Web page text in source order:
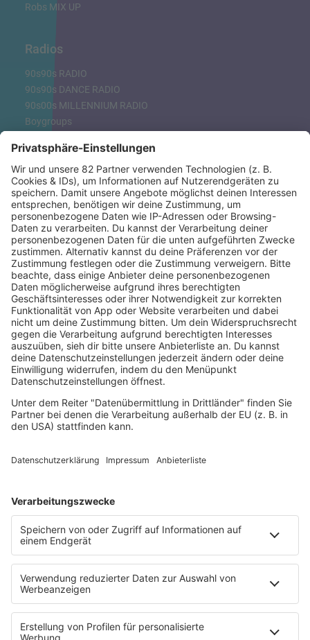
Robs MIX UP
Radios
90s90s RADIO
90s90s DANCE RADIO
90s00s MILLENNIUM RADIO
Boygroups
Clubhits
Dinnerparty
Eurodance
Grunge
Hiphop & Rap
Hiphop deutsch
House
Ibiza
Loveparade
Lovesongs
Mayday
Rave
Reggae
RnB Ballads
Rock
Soul & RnB
Techno
Trance
Podcast
Pop Crimes
The Story / Loveparade
90er Kids mit Oli.P
YouTube